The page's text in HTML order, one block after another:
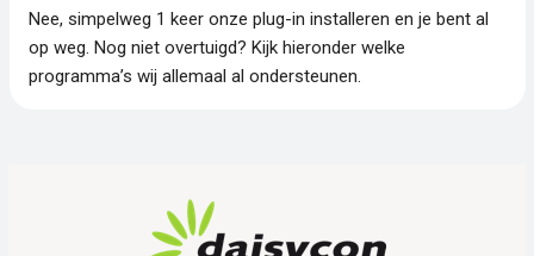
Nee, simpelweg 1 keer onze plug-in installeren en je bent al
op weg. Nog niet overtuigd? Kijk hieronder welke
programma’s wij allemaal al ondersteunen.